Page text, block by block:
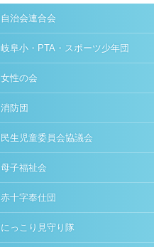
自治会連合会
岐阜小・PTA・スポーツ少年団
女性の会
消防団
民生児童委員会協議会
母子福祉会
赤十字奉仕団
にっこり見守り隊